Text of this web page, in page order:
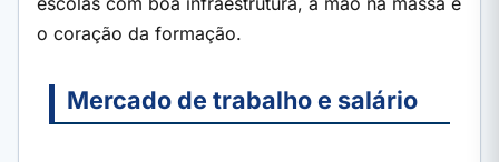
o coração da formação.
Mercado de trabalho e salário